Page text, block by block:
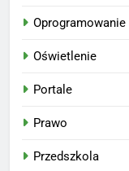
Oprogramowanie
Oświetlenie
Portale
Prawo
Przedszkola